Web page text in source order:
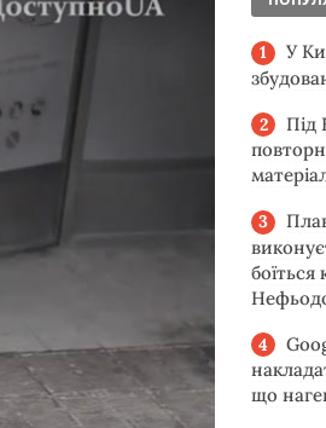
У
Під
що